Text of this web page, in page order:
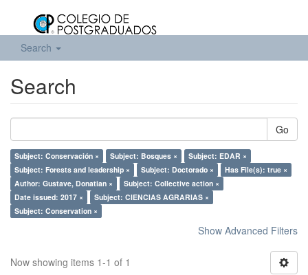
Search
Search
Go
Subject: Conservación × Subject: Bosques ×
Subject: EDAR ×
Subject: Forests and leadership ×
Subject: Doctorado ×
Has File(s): true ×
Author: Gustave, Donatian ×
Subject: Collective action ×
Date issued: 2017 ×
Subject: CIENCIAS AGRARIAS ×
Subject: Conservation ×
Show Advanced Filters
Now showing items 1-1 of 1